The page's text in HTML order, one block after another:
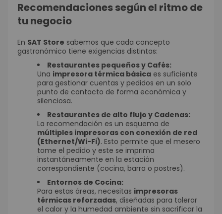
Recomendaciones según el ritmo de
tu negocio
En SAT Store sabemos que cada concepto
gastronómico tiene exigencias distintas:
Restaurantes pequeños y Cafés:
Una impresora térmica básica es suficiente
para gestionar cuentas y pedidos en un solo
punto de contacto de forma económica y
silenciosa.
Restaurantes de alto flujo y Cadenas:
La recomendación es un esquema de
múltiples impresoras con conexión de red
(Ethernet/Wi-Fi). Esto permite que el mesero
tome el pedido y este se imprima
instantáneamente en la estación
correspondiente (cocina, barra o postres).
Entornos de Cocina:
Para estas áreas, necesitas impresoras
térmicas reforzadas, diseñadas para tolerar
el calor y la humedad ambiente sin sacrificar la